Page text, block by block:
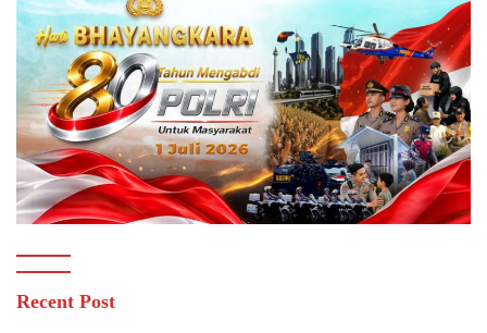
Recent Post